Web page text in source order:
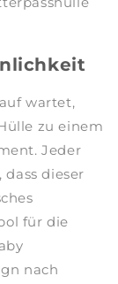
wartet,
zu einem
Jeder
dieser
für die
nach